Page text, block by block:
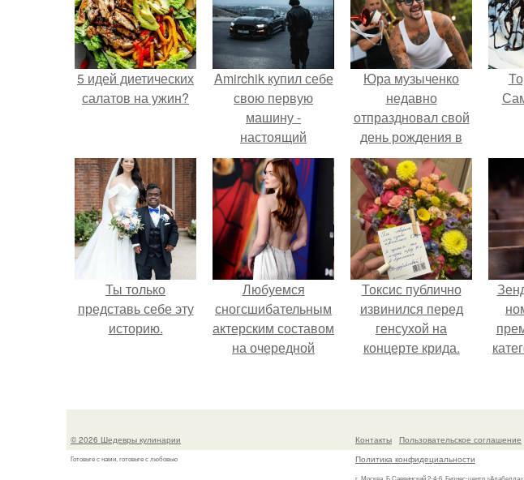
5 идей диетических
салатов на ужин?
Amirchik купил себе
свою первую
машину -
настоящий
автомобиль мечты
для многих
автолюбителей.
Юра музыченко
недавно
отпраздновал свой
день рождения в
кругу самых
близких и родных
людей.
Ты только
представь себе эту
историю.
Любуемся
сногсшибательным
актерским составом
на очередной
Токсис публично
извинился перед
генсухой на
концерте крида.
© 2026 Шедевры кулинарии
Готовьте с нами, готовьте с любовью
Контакты
Пользовательское соглашение
Политика конфидециальности
г. Москва, Б.Саввинский 2-4-6, Бизнес-центр